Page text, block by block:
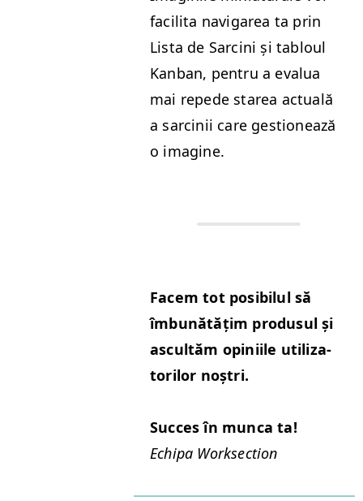
facili­ta nav­i­garea ta prin
Lista de Sarci­ni și tabloul
Kan­ban, pen­tru a eval­ua
mai repede starea actu­ală
a sarcinii care ges­tionează
o imagine.
Facem tot posi­bilul să
îmbunătățim pro­dusul și
ascultăm opini­ile uti­liza­
to­rilor noștri.
Suc­ces în munca ta!
Echipa Work­sec­tion